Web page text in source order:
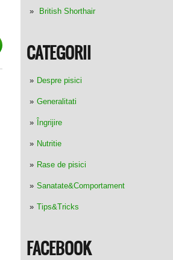
British Shorthair
CATEGORII
Despre pisici
Generalitati
Îngrijire
Nutritie
Rase de pisici
Sanatate&Comportament
Tips&Tricks
FACEBOOK